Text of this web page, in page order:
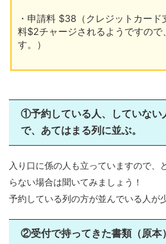
・申請料 $38（クレジットカー
料$2チャージされるようですので
す。）
①予約している人、していない
で、あてはまる列に並ぶ。
入り口に係の人も立っていますので、
らない場合は聞いてみましょう！
予約している列の方が並んでいる人が
②受付で持ってきた書類（原本